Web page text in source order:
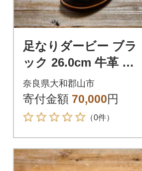
足なりダービー ブラ
ック 26.0cm 牛革 革
靴 KOTOKA メンズシ
ューズ KTO-3001
奈良県大和郡山市
寄付金額 70,000円
（0件）